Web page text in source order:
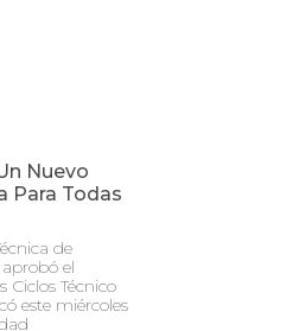
Nuevo
Para Todas
de
el
Ciclos Técnico
este miércoles